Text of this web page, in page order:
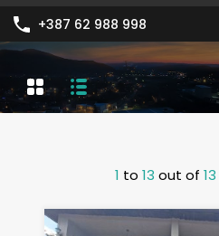
+387 62 988 998
1 to 13 out of 13